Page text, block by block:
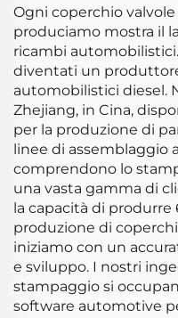
Ogni coperchio
produciamo mostra il
ricambi
diventati un
automobilistici diesel.
Zhejiang, in Cina,
per la produzione di
linee di assemblaggio
comprendono lo
una vasta gamma di
la capacità di produrre
produzione di
iniziamo con un
e sviluppo. I nostri
stampaggio si
software automotive